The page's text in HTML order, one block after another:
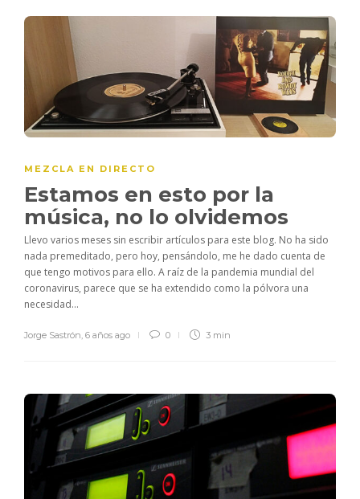
MEZCLA EN DIRECTO
Estamos en esto por la
música, no lo olvidemos
Llevo varios meses sin escribir artículos para este blog. No ha sido
nada premeditado, pero hoy, pensándolo, me he dado cuenta de
que tengo motivos para ello. A raíz de la pandemia mundial del
coronavirus, parece que se ha extendido como la pólvora una
necesidad...
Jorge Sastrón, 6 años ago 0 3 min